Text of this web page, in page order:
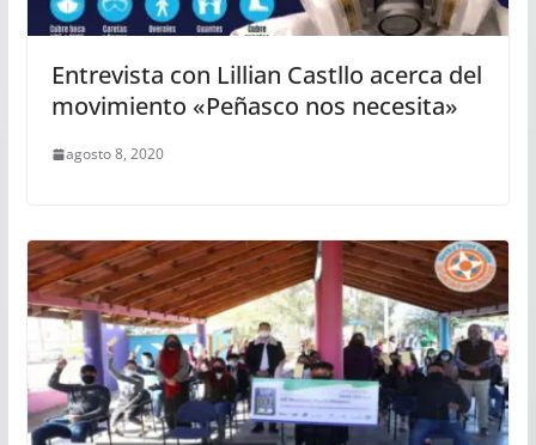
Entrevista con Lillian Castllo acerca del
movimiento «Peñasco nos necesita»
agosto 8, 2020